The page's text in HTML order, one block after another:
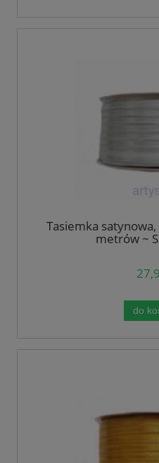
Tasiemka
metrów ~
do